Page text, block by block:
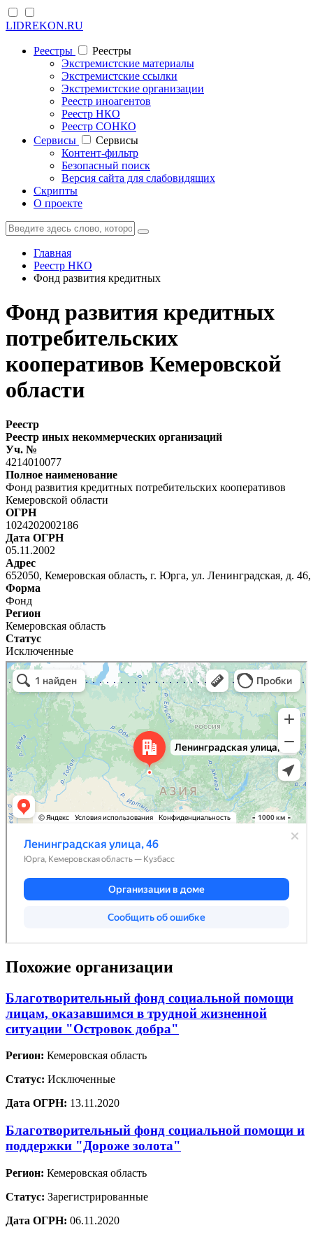
LIDREKON.RU
Реестры
Реестры
Экстремистские материалы
Экстремистские ссылки
Экстремистские организации
Реестр иноагентов
Реестр НКО
Реестр СОНКО
Cервисы
Cервисы
Контент-фильтр
Безопасный поиск
Версия сайта для слабовидящих
Скрипты
О проекте
Главная
Реестр НКО
Фонд развития кредитных
Фонд развития кредитных
потребительских
кооперативов Кемеровской
области
Реестр
Реестр иных некоммерческих организаций
Уч. №
4214010077
Полное наименование
Фонд развития кредитных потребительских кооперативов
Кемеровской области
ОГРН
1024202002186
Дата ОГРН
05.11.2002
Адрес
652050, Кемеровская область, г. Юрга, ул. Ленинградская, д.
Форма
Фонд
Регион
Кемеровская область
Статус
Исключенные
Похожие организации
Благотворительный фонд социальной помощи
лицам, оказавшимся в трудной жизненной
ситуации "Островок добра"
Регион: Кемеровская область
Статус: Исключенные
Дата ОГРН: 13.11.2020
Благотворительный фонд социальной помощи и
поддержки "Дороже золота"
Регион: Кемеровская область
Статус: Зарегистрированные
Дата ОГРН: 06.11.2020